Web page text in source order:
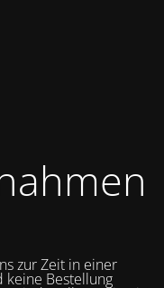
zur Zeit in einer
keine Bestellung